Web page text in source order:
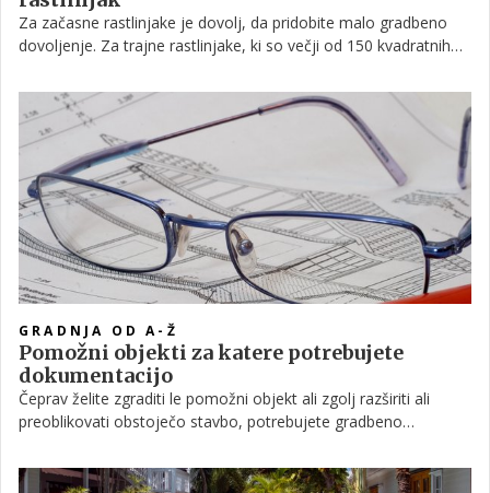
Za začasne rastlinjake je dovolj, da pridobite malo gradbeno
dovoljenje. Za trajne rastlinjake, ki so večji od 150 kvadratnih
GRADNJA OD A-Ž
Pomožni objekti za katere potrebujete
dokumentacijo
Čeprav želite zgraditi le pomožni objekt ali zgolj razširiti ali
preoblikovati obstoječo stavbo, potrebujete gradbeno
potrebujete?